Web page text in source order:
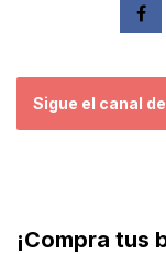
Sigue el canal
¡Compra tus